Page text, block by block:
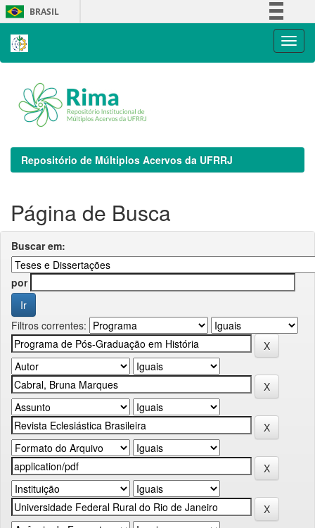
Skip
navigation
BRASIL
Repositório de Múltiplos Acervos da UFRRJ
Página de Busca
Buscar em:
por
Filtros correntes: